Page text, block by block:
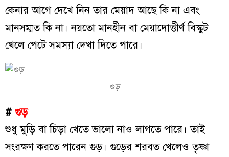
কেনার আগে দেখে নিন তার মেয়াদ আছে কি না এবং
মানসম্মত কি না। নয়তো মানহীন বা মেয়াদোত্তীর্ণ বিস্কুট
খেলে পেটে সমস্যা দেখা দিতে পারে।
গুড়
# গুড়
শুধু মুড়ি বা চিড়া খেতে ভালো নাও লাগতে পারে। তাই
সংরক্ষণ করতে পারেন গুড়। গুড়ের শরবত খেলেও তৃষ্ণা